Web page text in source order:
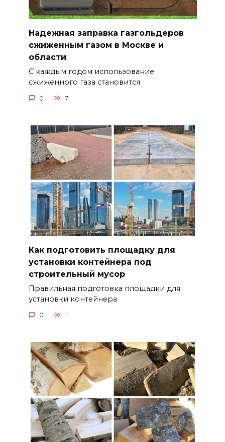
Надежная заправка газгольдеров
сжиженным газом в Москве и
области
С каждым годом использование
сжиженного газа становится
0 7
Как подготовить площадку для
установки контейнера под
строительный мусор
Правильная подготовка площадки для
установки контейнера
0 11